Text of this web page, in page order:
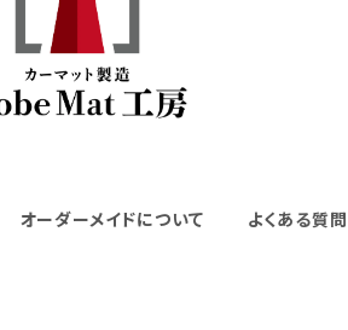
オーダーメイドについて よくある質問